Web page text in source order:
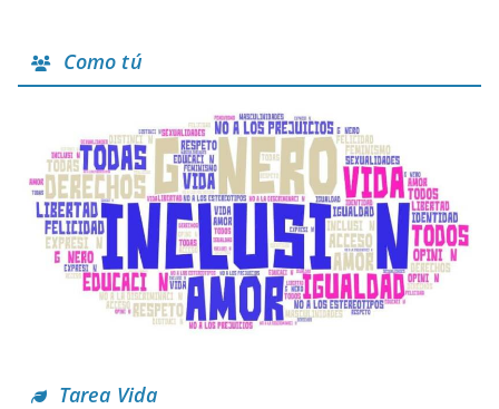
Como tú
Tarea Vida